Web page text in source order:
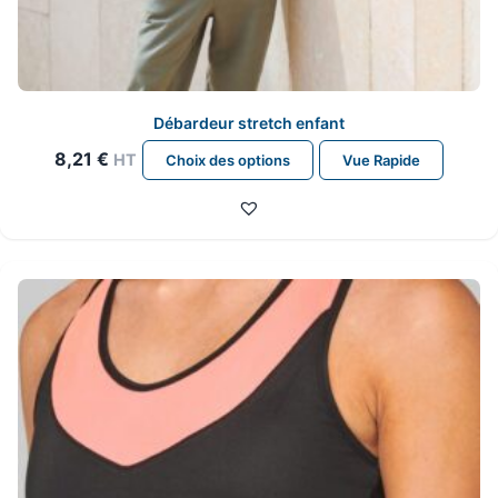
Débardeur stretch enfant
8,21 € HT Choix des options
Ce
produit
Les
options
peuvent
être
choisies
sur
Vue Rapide